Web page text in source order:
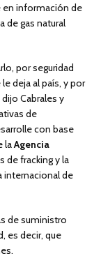
en información de
de gas natural
por seguridad
deja al país, y por
Cabrales y
de
con base
laAgencia
de fracking y la
internacional de
de suministro
es decir, que